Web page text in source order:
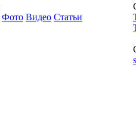
Фото Видео Статьи